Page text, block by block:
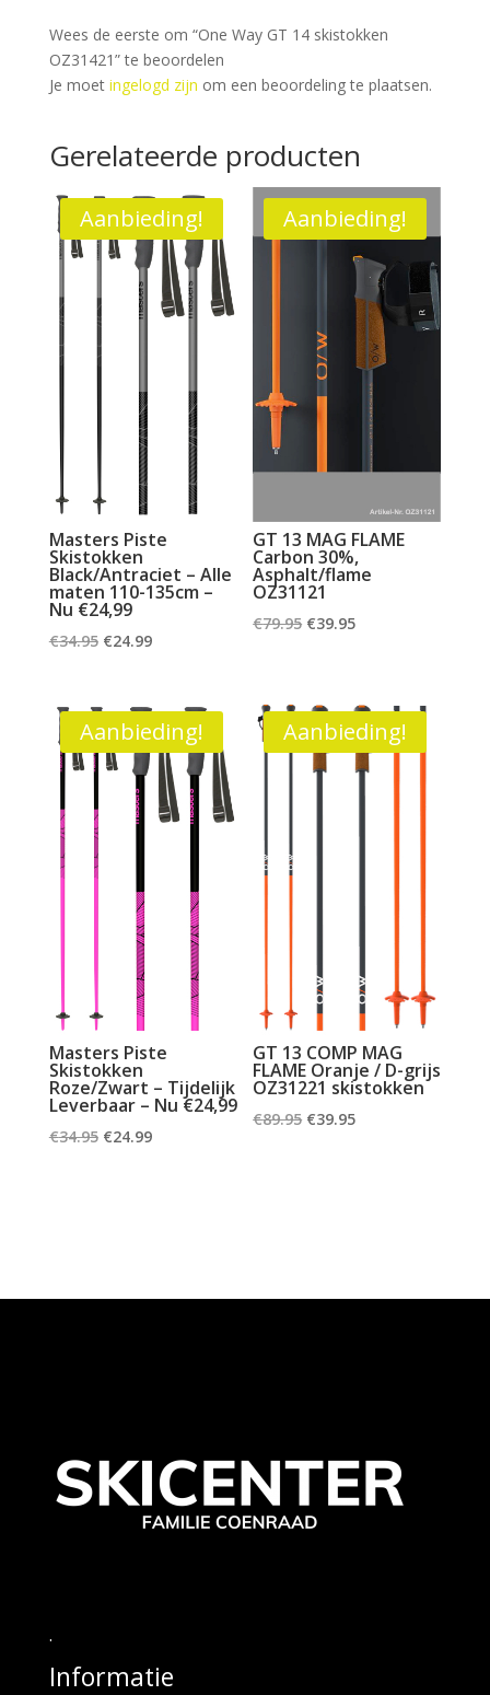
Wees de eerste om “One Way GT 14 skistokken
OZ31421” te beoordelen
Je moet ingelogd zijn om een beoordeling te plaatsen.
Gerelateerde producten
Aanbieding!
Masters Piste
Skistokken
Black/Antraciet – Alle
maten 110-135cm –
Nu €24,99
€34.95 Oorspronkelijke
€34.95.
€24.99Huidige
€24.99.
Aanbieding!
GT 13 MAG FLAME
Carbon 30%,
Asphalt/flame
OZ31121
€79.95 Oorspronkelijke
€79.95.
€39.95Huidige
€39.95.
Aanbieding!
Masters Piste
Skistokken
Roze/Zwart – Tijdelijk
Leverbaar – Nu €24,99
€34.95 Oorspronkelijke
€24.99Huidige
Aanbieding!
GT 13 COMP MAG
FLAME Oranje / D-grijs
OZ31221 skistokken
€89.95 Oorspronkelijke
€39.95Huidige
.
Informatie